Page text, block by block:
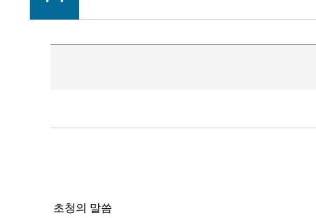
초청의 말씀